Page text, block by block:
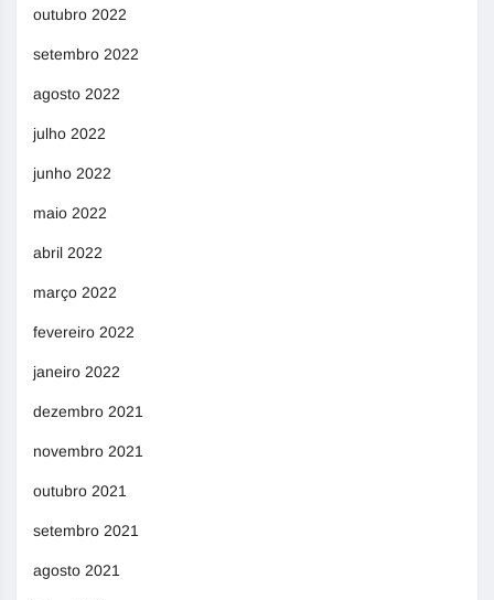
outubro 2022
setembro 2022
agosto 2022
julho 2022
junho 2022
maio 2022
abril 2022
março 2022
fevereiro 2022
janeiro 2022
dezembro 2021
novembro 2021
outubro 2021
setembro 2021
agosto 2021